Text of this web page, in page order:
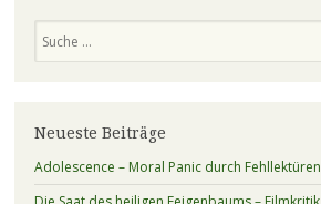
Neueste Beiträge
Adolescence – Moral Panic durch Fehllektüren